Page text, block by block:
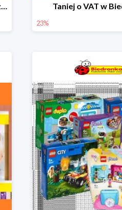
Skompletuj wyprawkę szkolną z Biedronką od 4,99 zł Taniej o VAT w
23%